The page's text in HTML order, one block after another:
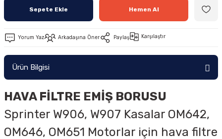
Sepete Ekle Hemen Al
Yorum Yaz Arkadaşına Öner Paylaş Karşılaştır
Ürün Bilgisi
HAVA FİLTRE EMİŞ BORUSU
Sprinter W906, W907 Kasalar OM642,
OM646, OM651 Motorlar için hava filtre